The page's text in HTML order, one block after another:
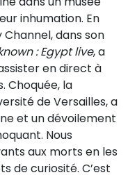
inhumation. En
dans son
: Egypt live, a
en direct à
Choquée, la
de Versailles, a
et un dévoilement
Nous
aux morts en les
de curiosité. C’est